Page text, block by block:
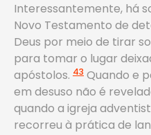
Interessantemente, há
Novo Testamento de
Deus por meio de tirar
para tomar o lugar
apóstolos. 43 Quando e
em desuso não é
quando a igreja
recorreu à prática de